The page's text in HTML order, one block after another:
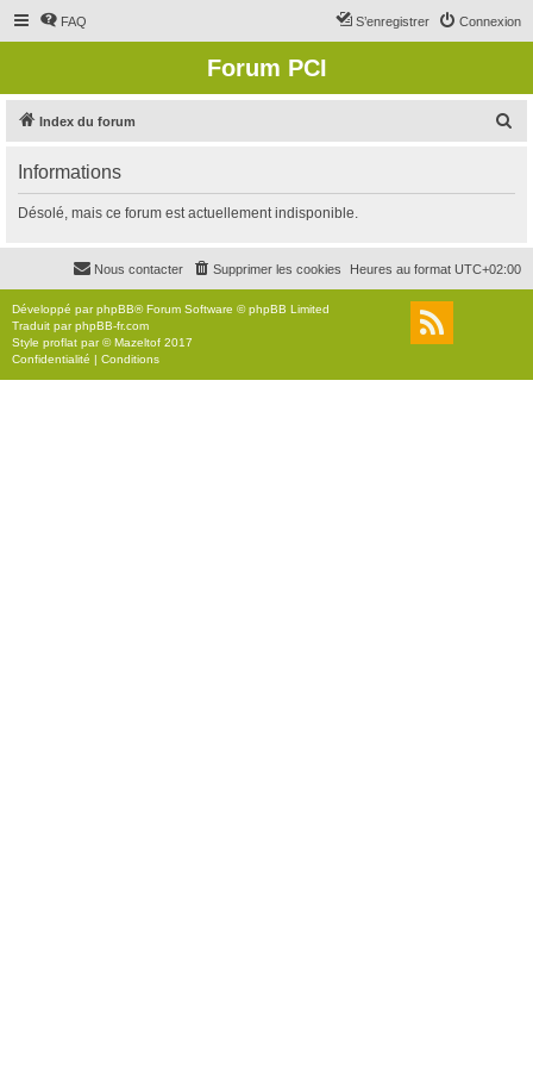
FAQ Connexion
S’enregistrer
Forum PCI
Index du forum
r
c
r
Informations
Désolé, mais ce forum est actuellement indisponible.
Heures au format UTC+02:00
Supprimer les cookies
Nous contacter
Développé parphpBB® Forum Software © phpBB Limited
Traduit parphpBB-fr.com
Style proflat par ©Mazeltof 2017
Confidentialité | Conditions